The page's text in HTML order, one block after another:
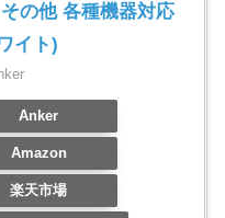
の他 各種機器対応
イト)
Anker
Amazon
楽天市場